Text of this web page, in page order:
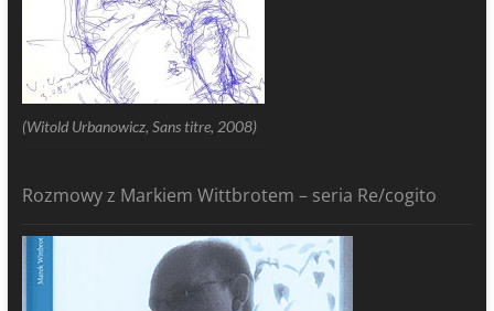
(Witold Urbanowicz, Sans titre, 2008)
Rozmowy z Markiem Wittbrotem – seria Re/cogito